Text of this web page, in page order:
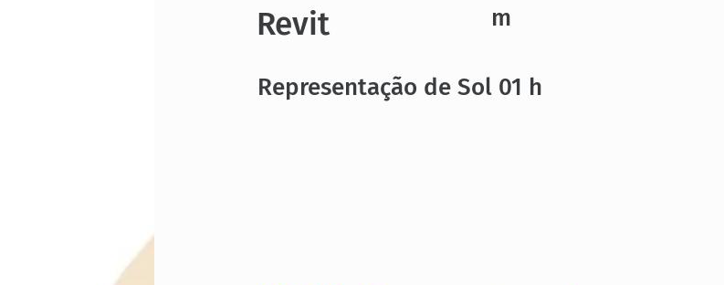
Revit
m
Representação de Sol 01 h